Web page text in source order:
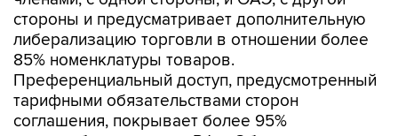
85% номенклатуры товаров.
Преференциальный доступ, предусмотренный
тарифными обязательствами сторон
соглашения, покрывает более 95%
товарооборота между РФ и Объединенными
Арабскими Эмиратами.